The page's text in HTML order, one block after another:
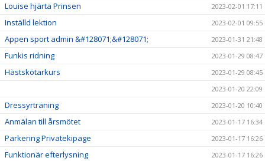
Louise hjärta Prinsen 2023-02-01 17:11
Inställd lektion 2023-02-01 09:55
Appen sport admin &#128071;&#128071; 2023-01-31 21:48
Funkis ridning 2023-01-29 08:47
Hästskötarkurs
2023-01-29 08:45
2023-01-20 22:09
Dressyrträning 2023-01-20 10:40
Anmälan till årsmötet 2023-01-17 16:34
Parkering Privatekipage 2023-01-17 16:26
Funktionär efterlysning 2023-01-17 16:26